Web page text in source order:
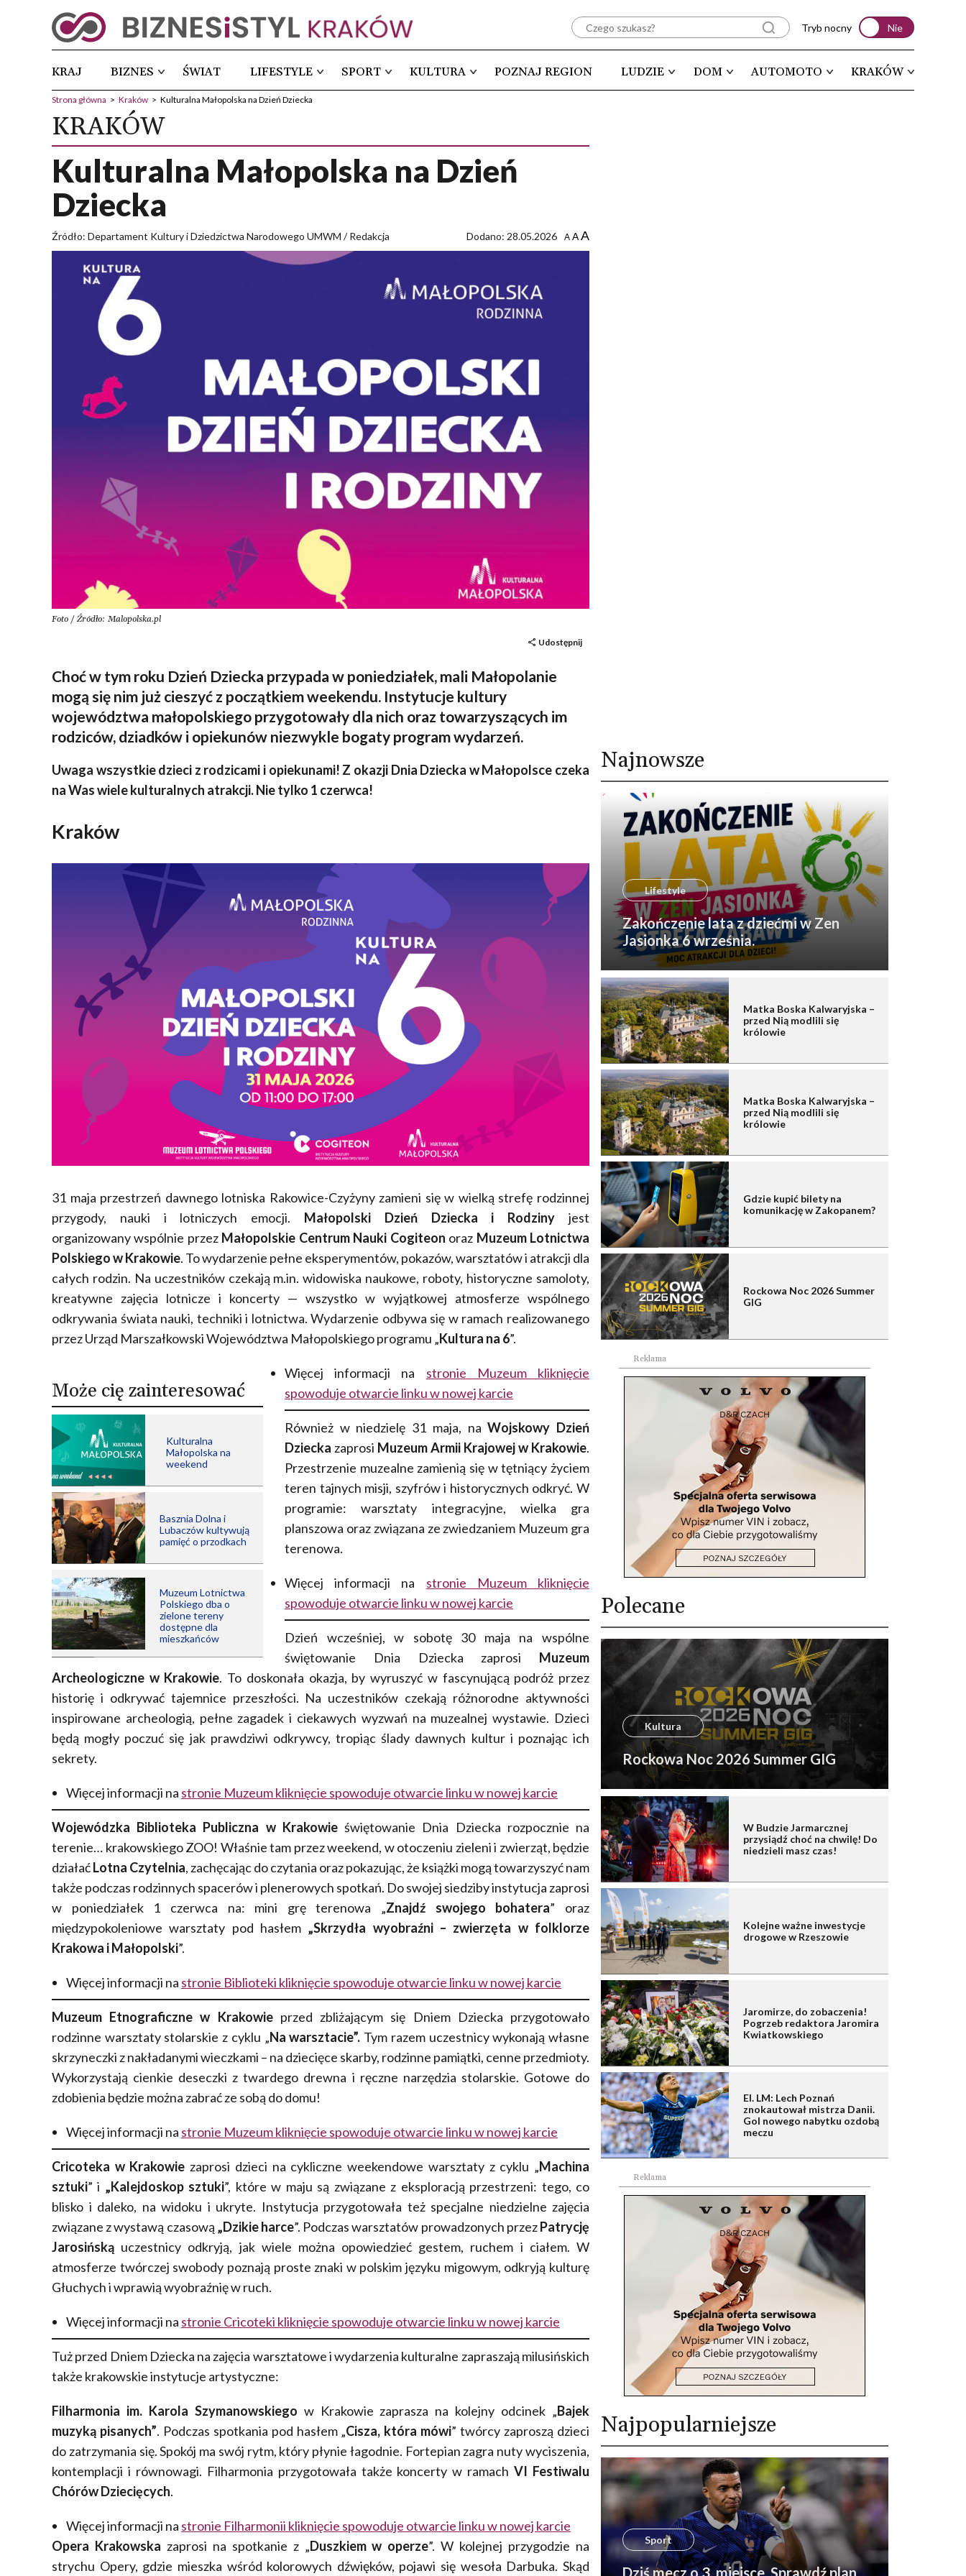
Tryb nocny Nie
KRAJ BIZNES ŚWIAT LIFESTYLE SPORT KULTURA POZNAJ REGION LUDZIE DOM AUTOMOTO KRAKÓW
Strona główna > Kraków > Kulturalna Małopolska na Dzień Dziecka
KRAKÓW
Kulturalna Małopolska na Dzień
Dziecka
Źródło: Departament Kultury i Dziedzictwa Narodowego UMWM / Redakcja Dodano: 28.05.2026 A AA
Foto / Źródło: Malopolska.pl
Udostępnij
Choć w tym roku Dzień Dziecka przypada w poniedziałek, mali Małopolanie
mogą się nim już cieszyć z początkiem weekendu. Instytucje kultury
województwa małopolskiego przygotowały dla nich oraz towarzyszących im
rodziców, dziadków i opiekunów niezwykle bogaty program wydarzeń.
Uwaga wszystkie dzieci z rodzicami i opiekunami! Z okazji Dnia Dziecka w Małopolsce czeka
na Was wiele kulturalnych atrakcji. Nie tylko 1 czerwca!
Kraków
31 maja przestrzeń dawnego lotniska Rakowice-Czyżyny zamieni się w wielką strefę rodzinnej
przygody, nauki i lotniczych emocji. Małopolski Dzień Dziecka i Rodziny jest
organizowany wspólnie przez Małopolskie Centrum Nauki Cogiteon oraz Muzeum Lotnictwa
Polskiegow Krakowie. To wydarzenie pełne eksperymentów, pokazów, warsztatów i atrakcji dla
całych rodzin. Na uczestników czekają m.in. widowiska naukowe, roboty, historyczne samoloty,
kreatywne zajęcia lotnicze i koncerty — wszystko w wyjątkowej atmosferze wspólnego
odkrywania świata nauki, techniki i lotnictwa. Wydarzenie odbywa się w ramach realizowanego
przez Urząd Marszałkowski Województwa Małopolskiego programu „Kultura na 6”.
Może cię zainteresować
Kulturalna
Małopolska na
weekend
Basznia Dolna i
Lubaczów kultywują
pamięć o przodkach
Muzeum Lotnictwa
Polskiego dba o
zielone tereny
dostępne dla
mieszkańców
Więcej informacji na stronie Muzeum kliknięcie
spowoduje otwarcie linku w nowej karcie
Również w niedzielę 31 maja, naWojskowy Dzień
Dziecka zaprosi Muzeum Armii Krajowej w Krakowie.
Przestrzenie muzealne zamienią się w tętniący życiem
teren tajnych misji, szyfrów i historycznych odkryć. W
programie: warsztaty integracyjne, wielka gra
planszowa oraz związana ze zwiedzaniem Muzeum gra
terenowa.
Więcej informacji na stronie Muzeum kliknięcie
spowoduje otwarcie linku w nowej karcie
Dzień wcześniej, w sobotę 30 maja na wspólne
świętowanie Dnia Dziecka zaprosi Muzeum
Archeologiczne w Krakowie. To doskonała okazja, by wyruszyć w fascynującą podróż przez
historię i odkrywać tajemnice przeszłości. Na uczestników czekają różnorodne aktywności
inspirowane archeologią, pełne zagadek i ciekawych wyzwań na muzealnej wystawie. Dzieci
będą mogły poczuć się jak prawdziwi odkrywcy, tropiąc ślady dawnych kultur i poznając ich
sekrety.
Więcej informacji na stronie Muzeum kliknięcie spowoduje otwarcie linku w nowej karcie
Wojewódzka Biblioteka Publiczna w Krakowieświętowanie Dnia Dziecka rozpocznie na
terenie… krakowskiego ZOO! Właśnie tam przez weekend, w otoczeniu zieleni i zwierząt, będzie
działaćLotna Czytelnia, zachęcając do czytania oraz pokazując, że książki mogą towarzyszyć nam
także podczas rodzinnych spacerów i plenerowych spotkań. Do swojej siedziby instytucja zaprosi
w poniedziałek 1 czerwca na: mini grę terenowa „Znajdź swojego bohatera” oraz
międzypokoleniowe warsztaty pod hasłem „Skrzydła wyobraźni – zwierzęta w folklorze
Krakowa i Małopolski”.
Więcej informacji na stronie Biblioteki kliknięcie spowoduje otwarcie linku w nowej karcie
Muzeum Etnograficzne w Krakowieprzed zbliżającym się Dniem Dziecka przygotowało
rodzinne warsztaty stolarskie z cyklu „Na warsztacie”. Tym razem uczestnicy wykonają własne
skrzyneczki z nakładanymi wieczkami – na dziecięce skarby, rodzinne pamiątki, cenne przedmioty.
Wykorzystają cienkie deseczki z twardego drewna i ręczne narzędzia stolarskie. Gotowe do
zdobienia będzie można zabrać ze sobą do domu!
Więcej informacji na stronie Muzeum kliknięcie spowoduje otwarcie linku w nowej karcie
Cricoteka w Krakowie zaprosi dzieci na cykliczne weekendowe warsztaty z cyklu „Machina
sztuki” i „Kalejdoskop sztuki”, które w maju są związane z eksploracją przestrzeni: tego, co
blisko i daleko, na widoku i ukryte. Instytucja przygotowała też specjalne niedzielne zajęcia
związane z wystawą czasową „Dzikie harce”. Podczas warsztatów prowadzonych przezPatrycję
Jarosińską uczestnicy odkryją, jak wiele można opowiedzieć gestem, ruchem i ciałem. W
atmosferze twórczej swobody poznają proste znaki w polskim języku migowym, odkryją kulturę
Głuchych i wprawią wyobraźnię w ruch.
Więcej informacji na stronie Cricoteki kliknięcie spowoduje otwarcie linku w nowej karcie
Tuż przed Dniem Dziecka na zajęcia warsztatowe i wydarzenia kulturalne zapraszają milusińskich
także krakowskie instytucje artystyczne:
Filharmonia im. Karola Szymanowskiego w Krakowie zaprasza na kolejny odcinek „Bajek
muzyką pisanych”. Podczas spotkania pod hasłem „Cisza, która mówi” twórcy zaproszą dzieci
do zatrzymania się. Spokój ma swój rytm, który płynie łagodnie. Fortepian zagra nuty wyciszenia,
kontemplacji i równowagi. Filharmonia przygotowała także koncerty w ramachVI Festiwalu
Chórów Dziecięcych.
Więcej informacji na stronie Filharmonii kliknięcie spowoduje otwarcie linku w nowej karcie
Opera Krakowska zaprosi na spotkanie z „Duszkiem w operze”. W kolejnej przygodzie na
strychu Opery, gdzie mieszka wśród kolorowych dźwięków, pojawi się wesoła Darbuka. Skąd
Najnowsze
Lifestyle
Zakończenie lata z dziećmi w Zen
Jasionka 6 września.
Matka Boska Kalwaryjska –
przed Nią modlili się
królowie
Matka Boska Kalwaryjska –
przed Nią modlili się
królowie
Gdzie kupić bilety na
komunikację w Zakopanem?
Rockowa Noc 2026 Summer
GIG
Reklama
Polecane
Kultura
Rockowa Noc 2026 Summer GIG
W Budzie Jarmarcznej
przysiądź choć na chwilę! Do
niedzieli masz czas!
Kolejne ważne inwestycje
drogowe w Rzeszowie
Jaromirze, do zobaczenia!
Pogrzeb redaktora Jaromira
Kwiatkowskiego
El. LM: Lech Poznań
znokautował mistrza Danii.
Gol nowego nabytku ozdobą
meczu
Reklama
Najpopularniejsze
Sport
Dziś mecz o 3. miejsce. Sprawdź plan